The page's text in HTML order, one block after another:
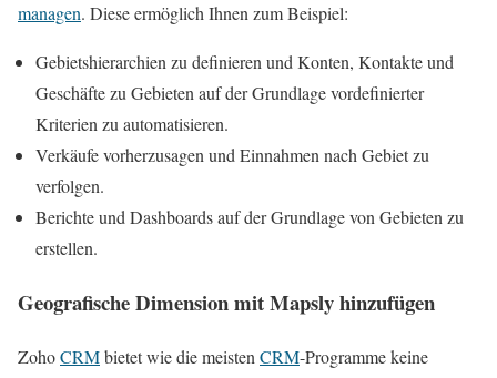
managen. Diese ermöglich Ihnen zum Beispiel:
Gebietshierarchien zu definieren und Konten, Kontakte und
Geschäfte zu Gebieten auf der Grundlage vordefinierter
Kriterien zu automatisieren.
Verkäufe vorherzusagen und Einnahmen nach Gebiet zu
verfolgen.
Berichte und Dashboards auf der Grundlage von Gebieten zu
erstellen.
Geografische Dimension mit Mapsly hinzufügen
ZohoCRMbietet wie die meisten CRM-Programme keine